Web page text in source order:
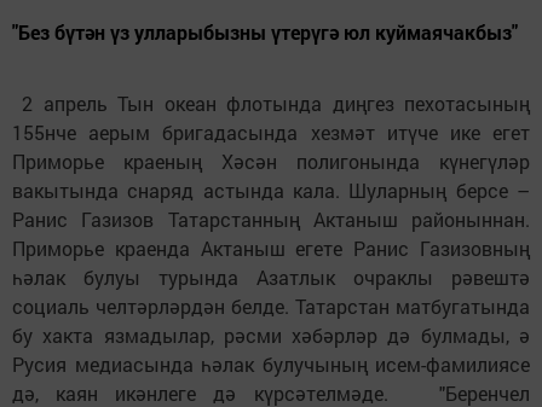
"Без бүтән үз улларыбызны үтерүгә юл куймаячакбыз"
2 апрель Тын океан флотында диңгез пехотасының
155нче аерым бригадасында хезмәт итүче ике егет
Приморье краеның Хәсән полигонында күнегүләр
вакытында снаряд астында кала. Шуларның берсе –
Ранис Газизов Татарстанның Актаныш районыннан.
Приморье краенда Актаныш егете Ранис Газизовның
һәлак булуы турында Азатлык очраклы рәвештә
социаль челтәрләрдән белде. Татарстан матбугатында
бу хакта язмадылар, рәсми хәбәрләр дә булмады, ә
Русия медиасында һәлак булучының исем-фамилиясе
дә, каян икәнлеге дә күрсәтелмәде. "Беренчел